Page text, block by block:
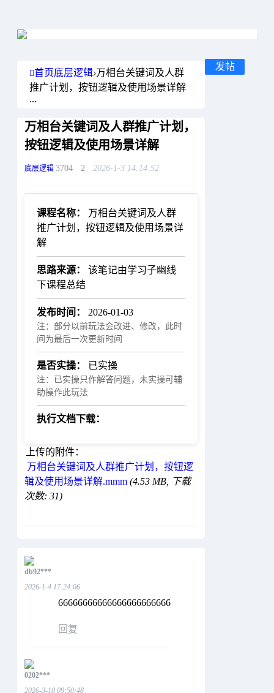
发帖
首页底层逻辑›万相台关键词及人群
推广计划，按钮逻辑及使用场景详解
...
万相台关键词及人群推广计划，
按钮逻辑及使用场景详解
底层逻辑 3704 2 2026-1-3 14:14:52
课程名称：
万相台关键词及人群
推广计划，按钮逻辑及使用场景详
解
思路来源：
该笔记由学习子幽线
下课程总结
发布时间： 2026-01-03
注：部分以前玩法会改进、修改，此时
间为最后一次更新时间
是否实操： 已实操
注：已实操只作解答问题，未实操可辅
助操作此玩法
执行文档下载：
上传的附件：
万相台关键词及人群推广计划，按钮逻
辑及使用场景详解.mmm (4.53 MB, 下载
次数: 31)
db92***
2026-1-4 17:24:06
66666666666666666666666
回复
0202***
2026-3-10 09:50:48